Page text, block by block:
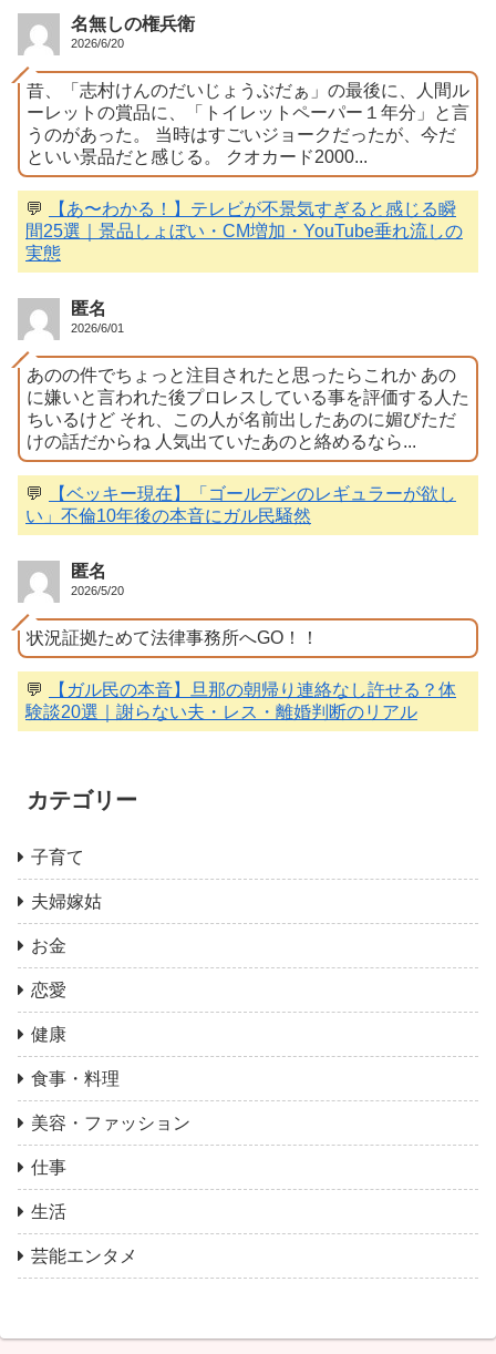
名無しの権兵衛
2026/6/20
昔、「志村けんのだいじょうぶだぁ」の最後に、人間ル
ーレットの賞品に、「トイレットペーパー１年分」と言
うのがあった。 当時はすごいジョークだったが、今だ
といい景品だと感じる。 クオカード2000...
💬
【あ〜わかる！】テレビが不景気すぎると感じる瞬
間25選｜景品しょぼい・CM増加・YouTube垂れ流しの
実態
匿名
2026/6/01
あのの件でちょっと注目されたと思ったらこれか あの
に嫌いと言われた後プロレスしている事を評価する人た
ちいるけど それ、この人が名前出したあのに媚びただ
けの話だからね 人気出ていたあのと絡めるなら...
💬
【ベッキー現在】「ゴールデンのレギュラーが欲し
い」不倫10年後の本音にガル民騒然
匿名
2026/5/20
状況証拠ためて法律事務所へGO！！
💬
【ガル民の本音】旦那の朝帰り連絡なし許せる？体
験談20選｜謝らない夫・レス・離婚判断のリアル
カテゴリー
子育て
夫婦嫁姑
お金
恋愛
健康
食事・料理
美容・ファッション
仕事
生活
芸能エンタメ